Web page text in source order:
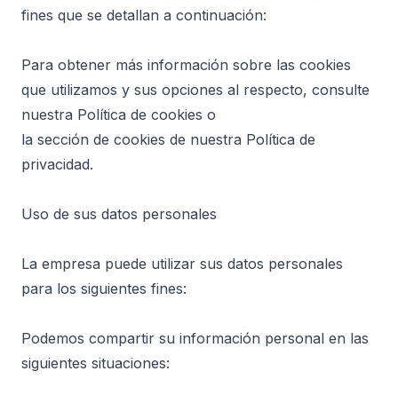
fines que se detallan a continuación:
Para obtener más información sobre las cookies
que utilizamos y sus opciones al respecto, consulte
nuestra Política de cookies o
la sección de cookies de nuestra Política de
privacidad.
Uso de sus datos personales
La empresa puede utilizar sus datos personales
para los siguientes fines:
Podemos compartir su información personal en las
siguientes situaciones: